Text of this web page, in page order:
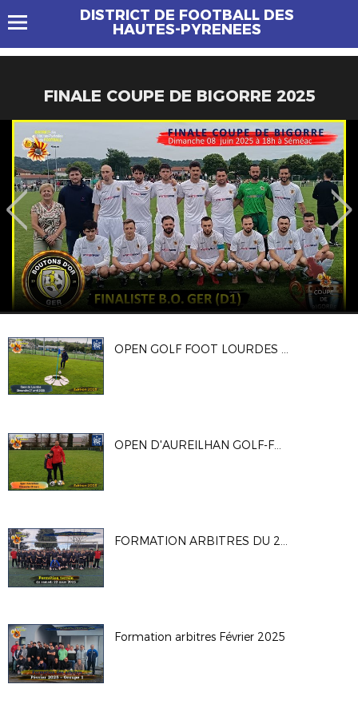
DISTRICT DE FOOTBALL DES
HAUTES-PYRENEES
FINALE COUPE DE BIGORRE 2025
OPEN GOLF FOOT LOURDES DU 27/05/25
OPEN D'AUREILHAN GOLF-FOOT 2025
FORMATION ARBITRES DU 22 MARS 2025
Formation arbitres Février 2025